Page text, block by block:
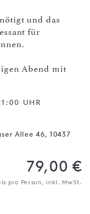
und das
für
Abend mit
UHR
Allee 46, 10437
79,00 €
pro Person, inkl. MwSt.